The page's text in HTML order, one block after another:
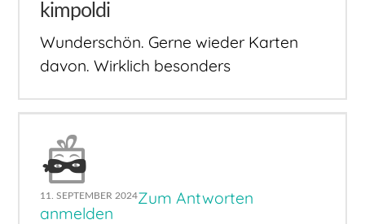
kimpoldi
Wunderschön. Gerne wieder Karten
davon. Wirklich besonders
11. SEPTEMBER 2024Zum Antworten
anmelden